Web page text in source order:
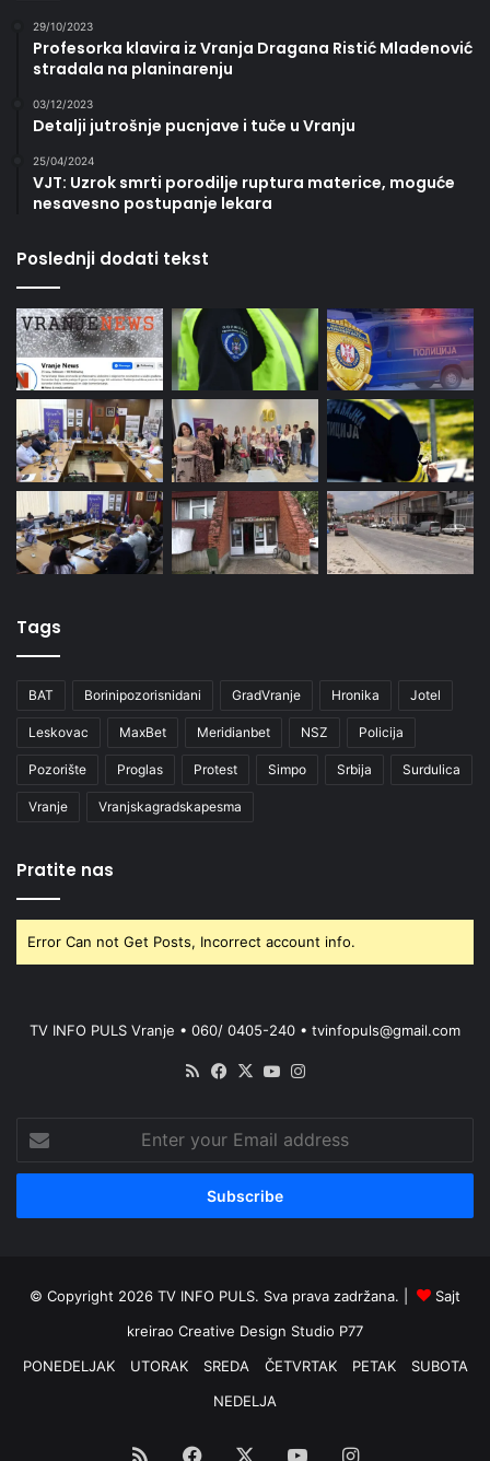
29/10/2023
Profesorka klavira iz Vranja Dragana Ristić Mladenović
stradala na planinarenju
03/12/2023
Detalji jutrošnje pucnjave i tuče u Vranju
25/04/2024
VJT: Uzrok smrti porodilje ruptura materice, moguće
nesavesno postupanje lekara
Poslednji dodati tekst
Tags
BAT Borinipozorisnidani GradVranje Hronika Jotel
Leskovac MaxBet Meridianbet NSZ Policija
Pozorište Proglas Protest Simpo Srbija Surdulica
Vranje Vranjskagradskapesma
Pratite nas
Error Can not Get Posts, Incorrect account info.
TV INFO PULS Vranje • 060/ 0405-240 • tvinfopuls@gmail.com
RSS Facebook
X YouTube
your
Email
© Copyright 2026 TV INFO PULS. Sva prava zadržana. |
Sajt
kreirao Creative Design Studio P77
PONEDELJAK
UTORAK SREDA ČETVRTAK PETAK
SUBOTA
NEDELJA
RSS Facebook YouTubeInstagram